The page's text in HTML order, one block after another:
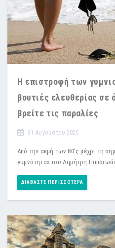
Η επιστροφή των
βουτιές ελευθερίας
βρείτε τις παραλίες
31 Αυγούστου 2025
Από την ακμή των 80’ς μέχρι τη
γυμνότητα» του Δημήτρη
ΔΙΑΒΆΣΤΕ ΠΕΡΙΣΣΌΤΕΡΑ